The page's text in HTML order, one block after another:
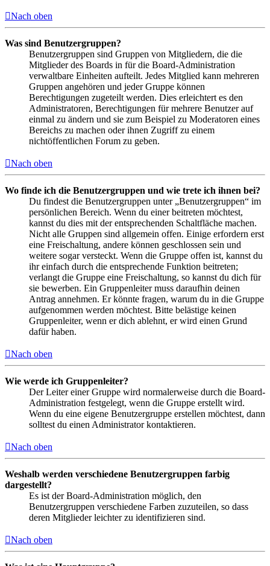
Nach oben
Was sind Benutzergruppen?
Benutzergruppen sind Gruppen von Mitgliedern, die die
Mitglieder des Boards in für die Board-Administration
verwaltbare Einheiten aufteilt. Jedes Mitglied kann mehreren
Gruppen angehören und jeder Gruppe können
Berechtigungen zugeteilt werden. Dies erleichtert es den
Administratoren, Berechtigungen für mehrere Benutzer auf
einmal zu ändern und sie zum Beispiel zu Moderatoren eines
Bereichs zu machen oder ihnen Zugriff zu einem
nichtöffentlichen Forum zu geben.
Nach oben
Wo finde ich die Benutzergruppen und wie trete ich ihnen bei?
Du findest die Benutzergruppen unter „Benutzergruppen“ im
persönlichen Bereich. Wenn du einer beitreten möchtest,
kannst du dies mit der entsprechenden Schaltfläche machen.
Nicht alle Gruppen sind allgemein offen. Einige erfordern erst
eine Freischaltung, andere können geschlossen sein und
weitere sogar versteckt. Wenn die Gruppe offen ist, kannst du
ihr einfach durch die entsprechende Funktion beitreten;
verlangt die Gruppe eine Freischaltung, so kannst du dich für
sie bewerben. Ein Gruppenleiter muss daraufhin deinen
Antrag annehmen. Er könnte fragen, warum du in die Gruppe
aufgenommen werden möchtest. Bitte belästige keinen
Gruppenleiter, wenn er dich ablehnt, er wird einen Grund
dafür haben.
Nach oben
Wie werde ich Gruppenleiter?
Der Leiter einer Gruppe wird normalerweise durch die Board-
Administration festgelegt, wenn die Gruppe erstellt wird.
Wenn du eine eigene Benutzergruppe erstellen möchtest, dann
solltest du einen Administrator kontaktieren.
Nach oben
Weshalb werden verschiedene Benutzergruppen farbig
dargestellt?
Es ist der Board-Administration möglich, den
Benutzergruppen verschiedene Farben zuzuteilen, so dass
deren Mitglieder leichter zu identifizieren sind.
Nach oben